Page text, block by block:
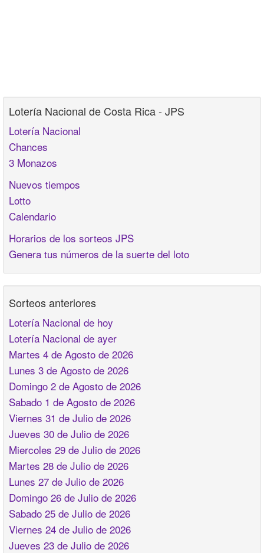
Lotería Nacional de Costa Rica - JPS
Lotería Nacional
Chances
3 Monazos
Nuevos tiempos
Lotto
Calendario
Horarios de los sorteos JPS
Genera tus números de la suerte del loto
Sorteos anteriores
Lotería Nacional de hoy
Lotería Nacional de ayer
Martes 4 de Agosto de 2026
Lunes 3 de Agosto de 2026
Domingo 2 de Agosto de 2026
Sabado 1 de Agosto de 2026
Viernes 31 de Julio de 2026
Jueves 30 de Julio de 2026
Miercoles 29 de Julio de 2026
Martes 28 de Julio de 2026
Lunes 27 de Julio de 2026
Domingo 26 de Julio de 2026
Sabado 25 de Julio de 2026
Viernes 24 de Julio de 2026
Jueves 23 de Julio de 2026